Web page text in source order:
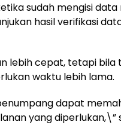
sudah mengisi
hasil verifikasi
lebih cepat, tetapi
waktu lebih lama.
dapat
yang diperlukan,\”